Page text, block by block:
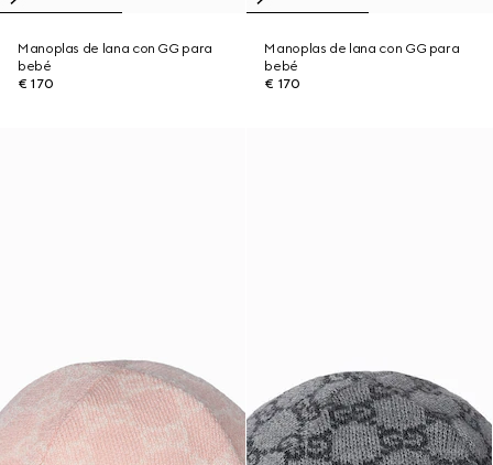
Manoplas de lana con GG para
bebé
€ 170
Manoplas de lana con GG para
bebé
€ 170